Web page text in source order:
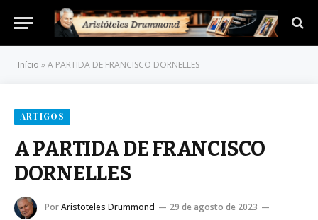
Início »A PARTIDA DE FRANCISCO DORNELLES
ARTIGOS
A PARTIDA DE FRANCISCO
DORNELLES
PorAristoteles Drummond
29 de agosto de 2023